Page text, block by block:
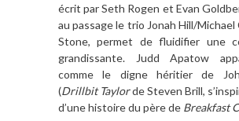
écrit par Seth Rogen et Evan
au passage le trio Jonah Hill/Michael
Stone, permet de fluidifier une
grandissante. Judd Apatow
comme le digne héritier de
(Drillbit Taylorde Steven Brill,
d’une histoire du père de Breakfast